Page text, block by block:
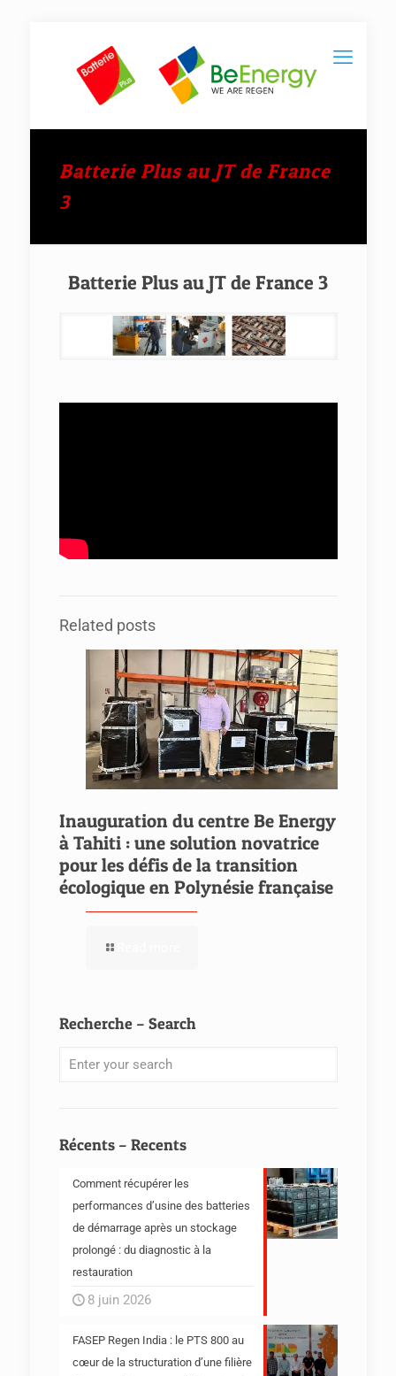
Batterie Plus au JT de France
3
Batterie Plus au JT de France 3
Related posts
Inauguration du centre Be Energy
à Tahiti : une solution novatrice
pour les défis de la transition
écologique en Polynésie française
Recherche – Search
Récents – Recents
Comment récupérer les
performances d’usine des batteries
de démarrage après un stockage
prolongé : du diagnostic à la
restauration
8 juin 2026
FASEP Regen India : le PTS 800 au
cœur de la structuration d’une filière